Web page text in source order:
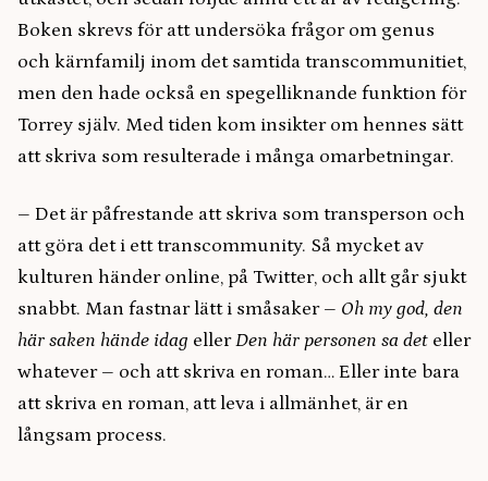
Boken skrevs för att undersöka frågor om genus
och kärnfamilj inom det samtida transcommunitiet,
men den hade också en spegelliknande funktion för
Torrey själv. Med tiden kom insikter om hennes sätt
att skriva som resulterade i många omarbetningar.
– Det är påfrestande att skriva som transperson och
att göra det i ett transcommunity. Så mycket av
kulturen händer online, på Twitter, och allt går sjukt
snabbt. Man fastnar lätt i småsaker – Oh my god, den
här saken hände idag ellerDen här personen sa det eller
whatever – och att skriva en roman… Eller inte bara
att skriva en roman, att leva i allmänhet, är en
långsam process.